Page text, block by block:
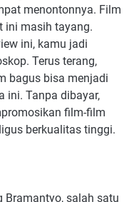
menontonnya. Film
ini masih tayang.
ini, kamu jadi
Terus terang,
bagus bisa menjadi
ini. Tanpa dibayar,
film-film
berkualitas tinggi.
Bramantyo, salah satu